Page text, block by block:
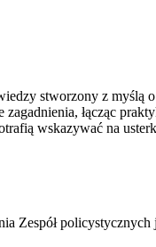
stworzony z myślą
zagadnienia, łącząc
wskazywać na
Zespół